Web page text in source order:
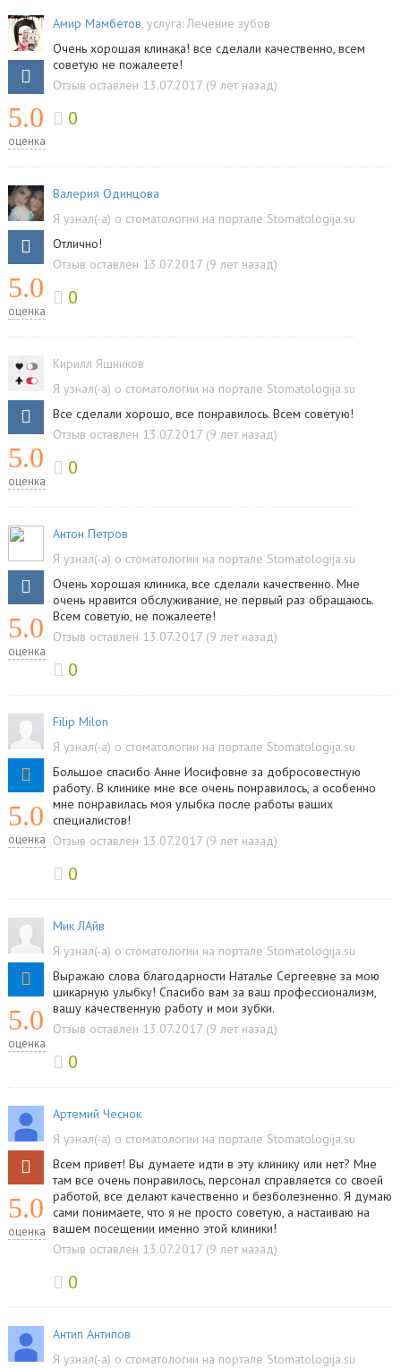
5.0
оценка
Амир Мамбетов, услуга:Лечение зубов
Очень хорошая клинака! все сделали качественно, всем
советую не пожалеете!
Отзыв оставлен 13.07.2017 (9 лет назад)
0
5.0
оценка
Валерия Одинцова
Я узнал(-а) о стоматологии на портале Stomatologija.su
Отлично!
Отзыв оставлен 13.07.2017 (9 лет назад)
0
5.0
оценка
Кирилл Яшников
Я узнал(-а) о стоматологии на портале Stomatologija.su
Все сделали хорошо, все понравилось. Всем советую!
Отзыв оставлен 13.07.2017 (9 лет назад)
0
5.0
оценка
Антон Петров
Я узнал(-а) о стоматологии на портале Stomatologija.su
Очень хорошая клиника, все сделали качественно. Мне
очень нравится обслуживание, не первый раз обращаюсь.
Всем советую, не пожалеете!
Отзыв оставлен 13.07.2017 (9 лет назад)
0
5.0
оценка
Filip Milon
Я узнал(-а) о стоматологии на портале Stomatologija.su
Большое спасибо Анне Иосифовне за добросовестную
работу. В клинике мне все очень понравилось, а особенно
мне понравилась моя улыбка после работы ваших
специалистов!
Отзыв оставлен 13.07.2017 (9 лет назад)
0
5.0
оценка
Мик ЛАйв
Я узнал(-а) о стоматологии на портале Stomatologija.su
Выражаю слова благодарности Наталье Сергеевне за мою
шикарную улыбку! Спасибо вам за ваш профессионализм,
вашу качественную работу и мои зубки.
Отзыв оставлен 13.07.2017 (9 лет назад)
0
5.0
оценка
Артемий Чеснок
Я узнал(-а) о стоматологии на портале Stomatologija.su
Всем привет! Вы думаете идти в эту клинику или нет? Мне
там все очень понравилось, персонал справляется со своей
работой, все делают качественно и безболезненно. Я думаю
сами понимаете, что я не просто советую, а настаиваю на
вашем посещении именно этой клиники!
Отзыв оставлен 13.07.2017 (9 лет назад)
0
Антип Антипов
Я узнал(-а) о стоматологии на портале Stomatologija.su